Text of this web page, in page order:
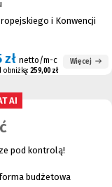
i Konwencji
zł netto/m-c
obniżką: 259,00 zł
Więcej
AI
pod kontrolą!
budżetowa